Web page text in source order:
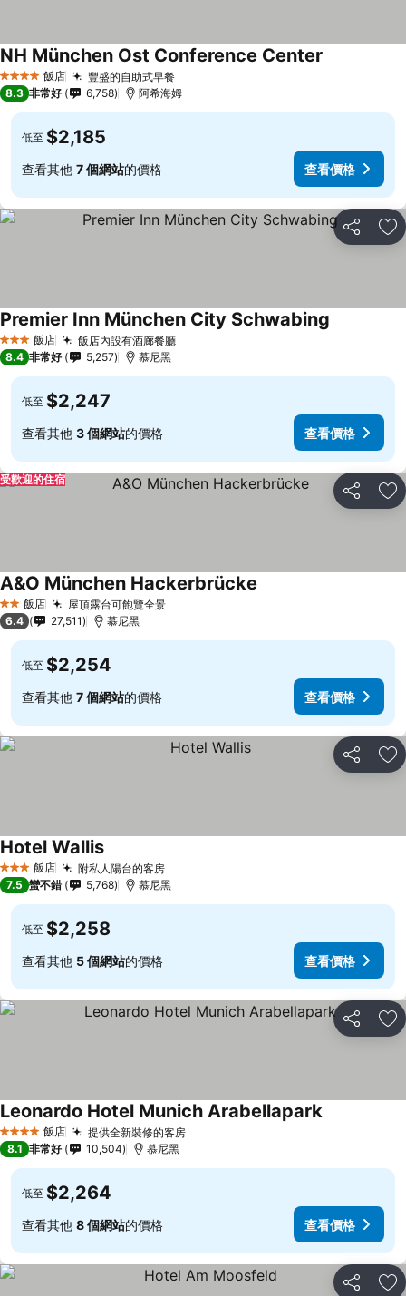
4 星級 飯店 豐盛的自助式早餐
NH München Ost Conference Center
8.3 非常好 6,758 阿希海姆
低至 $2,185
查看其他 7 個網站的價格 查看價格
分享 加
3 星級 飯店 飯店內設有酒廊餐廳
Premier Inn München City Schwabing
8.4 非常好 5,257 慕尼黑
低至 $2,247
查看其他 3 個網站的價格 查看價格
分享 加
受歡迎的住宿
2 星級飯店 屋頂露台可飽覽全景
A&O München Hackerbrücke
6.4 27,511 慕尼黑
低至 $2,254
查看其他 7 個網站的價格 查看價格
分享 加
3 星級 飯店 附私人陽台的客房
Hotel Wallis
7.5 蠻不錯 5,768 慕尼黑
低至 $2,258
查看其他 5 個網站的價格 查看價格
分享 加
4 星級 飯店 提供全新裝修的客房
Leonardo Hotel Munich Arabellapark
8.1 非常好 10,504 慕尼黑
低至 $2,264
查看其他 8 個網站的價格 查看價格
分享 加